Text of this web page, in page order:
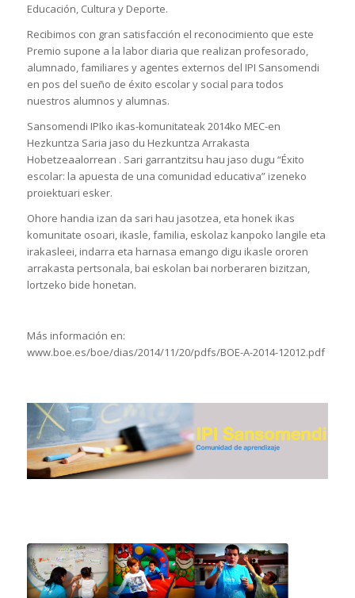
Educación, Cultura y Deporte.
Recibimos con gran satisfacción el reconocimiento que este
Premio supone a la labor diaria que realizan profesorado,
alumnado, familiares y agentes externos del IPI Sansomendi
en pos del sueño de éxito escolar y social para todos
nuestros alumnos y alumnas.
Sansomendi IPIko ikas-komunitateak 2014ko MEC-en
Hezkuntza Saria jaso du Hezkuntza Arrakasta
Hobetzeaalorrean . Sari garrantzitsu hau jaso dugu “Éxito
escolar: la apuesta de una comunidad educativa” izeneko
proiektuari esker.
Ohore handia izan da sari hau jasotzea, eta honek ikas
komunitate osoari, ikasle, familia, eskolaz kanpoko langile eta
irakasleei, indarra eta harnasa emango digu ikasle ororen
arrakasta pertsonala, bai eskolan bai norberaren bizitzan,
lortzeko bide honetan.
Más información en:
www.boe.es/boe/dias/2014/11/20/pdfs/BOE-A-2014-12012.pdf